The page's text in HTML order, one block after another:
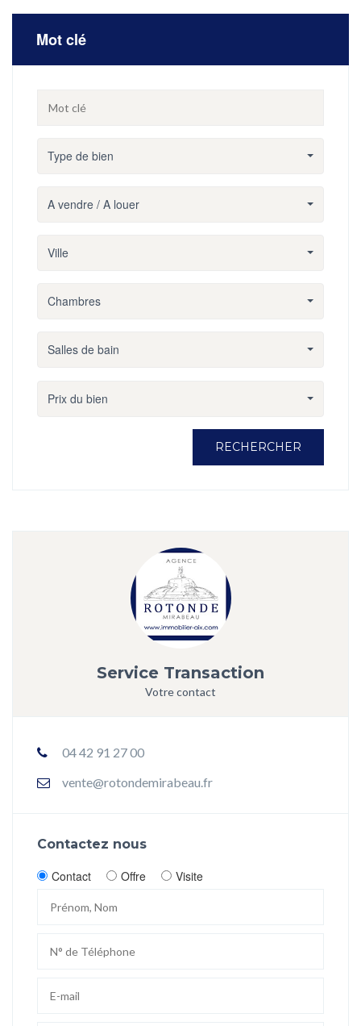
Mot clé
Type de bien
A vendre / A louer
Ville
Chambres
Salles de bain
Prix du bien
RECHERCHER
Service Transaction
Votre contact
04 42 91 27 00
vente@rotondemirabeau.fr
Contactez nous
Contact Offre Visite